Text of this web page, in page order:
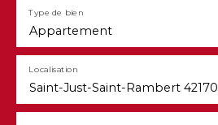
Appartement
Type de bien
Saint-Just-Saint-Rambert 42170
Localisation